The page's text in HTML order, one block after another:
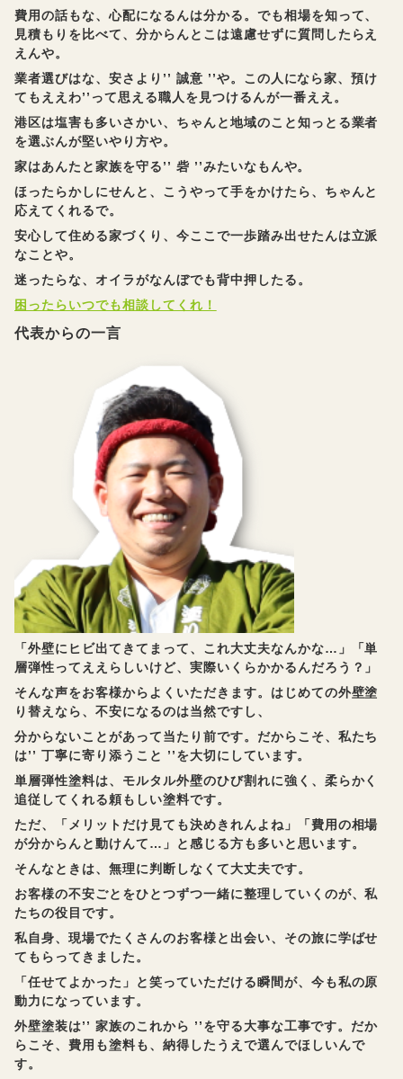
費用の話もな、心配になるんは分かる。でも相場を知って、
見積もりを比べて、分からんとこは遠慮せずに質問したらえ
えんや。
業者選びはな、安さより’’ 誠意 ’’や。この人になら家、預け
てもええわ’’って思える職人を見つけるんが一番ええ。
港区は塩害も多いさかい、ちゃんと地域のこと知っとる業者
を選ぶんが堅いやり方や。
家はあんたと家族を守る’’ 砦 ’’みたいなもんや。
ほったらかしにせんと、こうやって手をかけたら、ちゃんと
応えてくれるで。
安心して住める家づくり、今ここで一歩踏み出せたんは立派
なことや。
迷ったらな、オイラがなんぼでも背中押したる。
困ったらいつでも相談してくれ！
代表からの一言
「外壁にヒビ出てきてまって、これ大丈夫なんかな…」「単
層弾性ってええらしいけど、実際いくらかかるんだろう？」
そんな声をお客様からよくいただきます。はじめての外壁塗
り替えなら、不安になるのは当然ですし、
分からないことがあって当たり前です。だからこそ、私たち
は’’ 丁寧に寄り添うこと ’’を大切にしています。
単層弾性塗料は、モルタル外壁のひび割れに強く、柔らかく
追従してくれる頼もしい塗料です。
ただ、「メリットだけ見ても決めきれんよね」「費用の相場
が分からんと動けんて…」と感じる方も多いと思います。
そんなときは、無理に判断しなくて大丈夫です。
お客様の不安ごとをひとつずつ一緒に整理していくのが、私
たちの役目です。
私自身、現場でたくさんのお客様と出会い、その旅に学ばせ
てもらってきました。
「任せてよかった」と笑っていただける瞬間が、今も私の原
動力になっています。
外壁塗装は’’ 家族のこれから ’’を守る大事な工事です。だか
らこそ、費用も塗料も、納得したうえで選んでほしいんで
す。